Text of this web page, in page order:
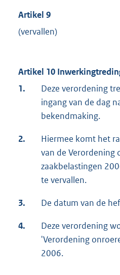
Artikel 9
(vervallen)
Artikel 10
1.
Deze verordening
ingang van de dag
bekendmaking.
2.
Hiermee komt het
van de Verordening
zaakbelastingen
te vervallen.
3. De datum van de
4.
Deze verordening
'Verordening
2006.